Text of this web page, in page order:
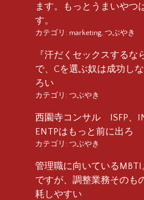
ます。もっとうまいやつ
す。
カテゴリ: marketing つぶやき
『汗だくセックスするな
で、Cを選ぶ奴は成功し
ろい
カテゴリ: つぶやき
西園寺コンサル ISFP、
ENTPはもっと前に出ろ
カテゴリ: つぶやき
管理職に向いている
ですが、調整業務そのも
耗しやすい